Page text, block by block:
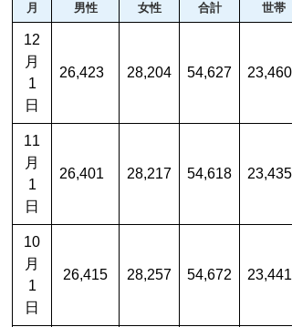
月 男性 女性 合計 世帯
12
月
1
日
26,423 28,204 54,627 23,460
11
月
1
日
26,401 28,217 54,618 23,435
10
月
1
日
26,415 28,257 54,672 23,441